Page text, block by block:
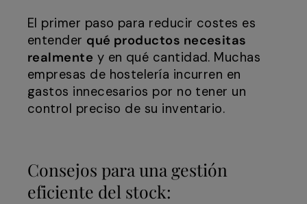
El primer paso para reducir costes es
entender qué productos necesitas
realmente y en qué cantidad. Muchas
empresas de hostelería incurren en
gastos innecesarios por no tener un
control preciso de su inventario.
Consejos para una gestión
eficiente del stock: